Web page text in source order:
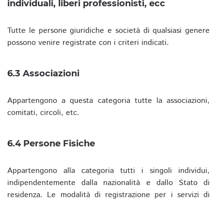
individuali, liberi professionisti, ecc
Tutte le persone giuridiche e società di qualsiasi genere
possono venire registrate con i criteri indicati.
6.3 Associazioni
Appartengono a questa categoria tutte la associazioni,
comitati, circoli, etc.
6.4 Persone Fisiche
Appartengono alla categoria tutti i singoli individui,
indipendentemente dalla nazionalità e dallo Stato di
residenza. Le modalità di registrazione per i servizi di